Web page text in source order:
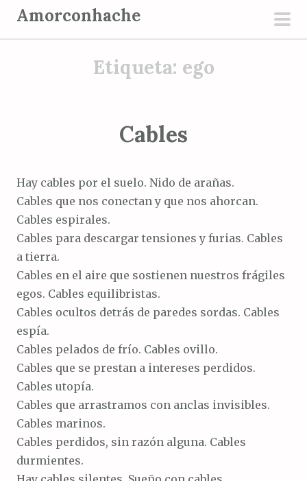
Amorconhache
Etiqueta: ego
Cables
Hay cables por el suelo. Nido de arañas.
Cables que nos conectan y que nos ahorcan.
Cables espirales.
Cables para descargar tensiones y furias. Cables
a tierra.
Cables en el aire que sostienen nuestros frágiles
egos. Cables equilibristas.
Cables ocultos detrás de paredes sordas. Cables
espía.
Cables pelados de frío. Cables ovillo.
Cables que se prestan a intereses perdidos.
Cables utopía.
Cables que arrastramos con anclas invisibles.
Cables marinos.
Cables perdidos, sin razón alguna. Cables
durmientes.